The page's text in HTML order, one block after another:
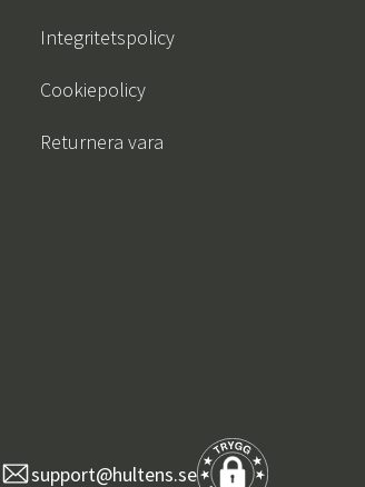
Integritetspolicy
Cookiepolicy
Returnera vara
support@hultens.se